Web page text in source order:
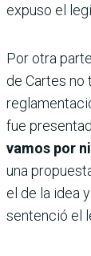
expuso el
Por otra
de Cartes
fue
vamos por
una
el de la idea
sentenció el